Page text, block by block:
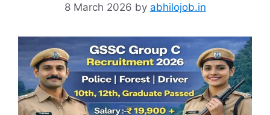
8 March 2026 by abhilojob.in